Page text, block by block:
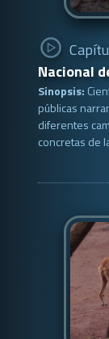
Nacional
Sinopsis:
públicas
diferentes
concretas de